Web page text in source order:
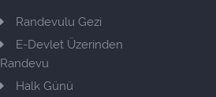
Randevulu Gezi
E-Devlet Üzerinden
Randevu
Halk Günü